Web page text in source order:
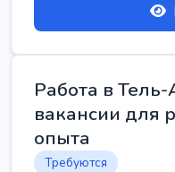
Работа в
вакансии для
опыта
Требуются